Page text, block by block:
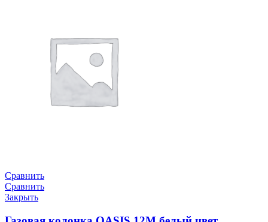
Сравнить
Сравнить
Закрыть